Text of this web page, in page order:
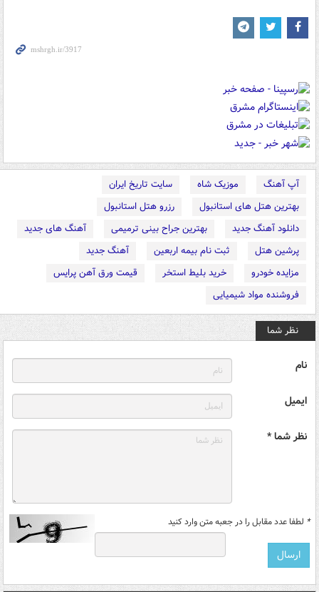
آپ آهنگ موزیک شاه
سایت تاریخ ایران
بهترین هتل های استانبول
رزرو هتل استانبول
دانلود آهنگ جدید
بهترین جراح بینی ترمیمی
آهنگ های جدید
پرشین هتل
ثبت نام بیمه اربعین
آهنگ جدید
مزایده خودرو
خرید بلیط استخر
قیمت ورق آهن پرایس
فروشنده مواد شیمیایی
نظر شما
نام
ایمیل
نظر شما *
* لطفا عدد مقابل را در جعبه متن وارد کنید